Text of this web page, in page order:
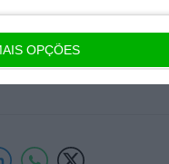
OPÇÕES